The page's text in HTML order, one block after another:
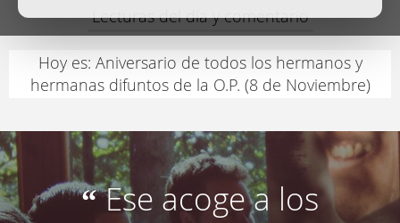
Lecturas del día y comentario
Hoy es: Aniversario de todos los hermanos y
hermanas difuntos de la O.P. (8 de Noviembre)
“Ese acoge a los